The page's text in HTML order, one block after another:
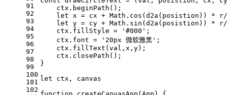
91
92
93
94
95
96
97
98
99
100
101
102
    ctx.
beginPath ();
let x = cx + Math . cos ( d2a (posistion)) * r/
let y = cy + Math . sin ( d2a (posistion)) * r/
    ctx.
fillStyle = '#000' ;
    ctx.
font = '20px 微软雅黑' ;
    ctx.
fillText (val,x,y);
    ctx.
closePath ();
}
let ctx, canvas